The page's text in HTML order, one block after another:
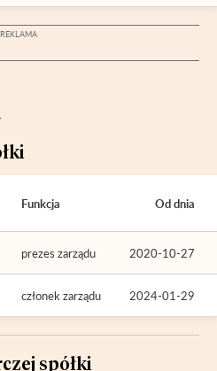
Funkcja Od dnia
prezes zarządu 2020-10-27
członek zarządu 2024-01-29
spółki